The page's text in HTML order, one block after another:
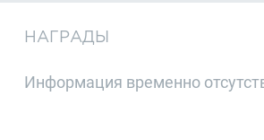
НАГРАДЫ
Информация временно